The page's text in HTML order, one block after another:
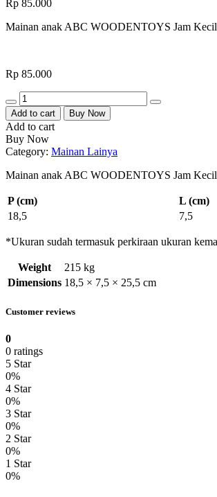
Rp 85.000
Mainan anak ABC WOODENTOYS Jam
Rp 85.000
Quantity
Add to cart Buy Now
Add to cart
Buy Now
Category: Mainan Lainya
Mainan anak ABC WOODENTOYS Jam
P (cm) L (cm)
18,5
7,5
*Ukuran sudah termasuk perkiraan ukuran
Weight
215 kg
Dimensions 18,5 × 7,5 × 25,5 cm
Customer reviews
0
0 ratings
5 Star
0%
4 Star
0%
3 Star
0%
2 Star
0%
1 Star
0%